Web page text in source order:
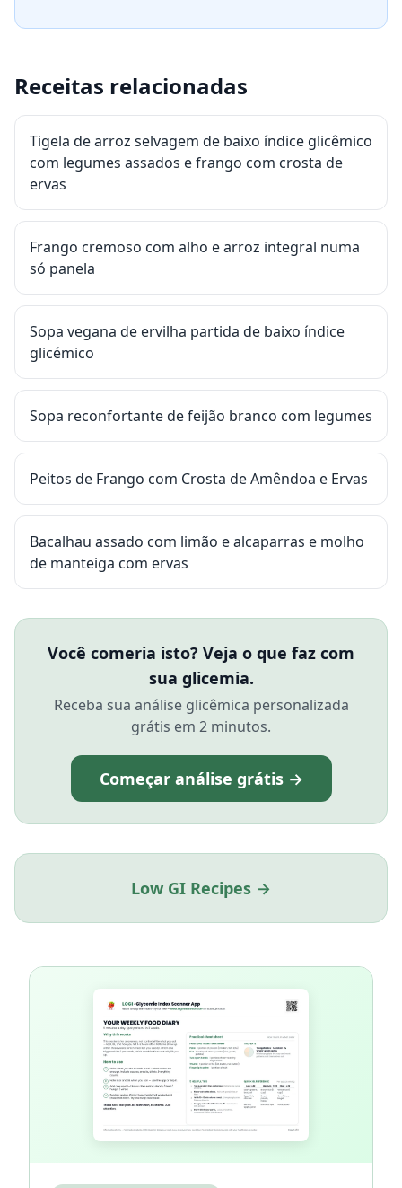
Receitas relacionadas
Tigela de arroz selvagem de baixo índice glicêmico
com legumes assados e frango com crosta de
ervas
Frango cremoso com alho e arroz integral numa
só panela
Sopa vegana de ervilha partida de baixo índice
glicémico
Sopa reconfortante de feijão branco com legumes
Peitos de Frango com Crosta de Amêndoa e Ervas
Bacalhau assado com limão e alcaparras e molho
de manteiga com ervas
Você comeria isto? Veja o que faz com
sua glicemia.
Receba sua análise glicêmica personalizada
grátis em 2 minutos.
Começar análise grátis →
Low GI Recipes →